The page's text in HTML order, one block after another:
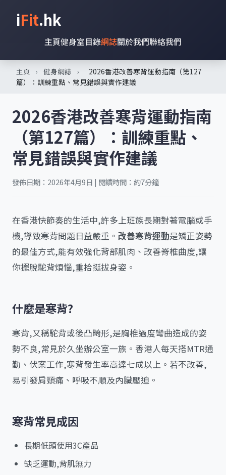
iFit.hk
主頁健身室目錄網誌關於我們聯絡我們
主頁 › 健身網誌 ›
2026香港改善寒背運動指南（第127
篇）：訓練重點、常見錯誤與實作建議
2026香港改善寒背運動指南
（第127篇）：訓練重點、
常見錯誤與實作建議
發佈日期：2026年4月9日 | 閱讀時間：約7分鐘
在香港快節奏的生活中,許多上班族長期對著電腦或手
機,導致寒背問題日益嚴重。 改善寒背運動是矯正姿勢
的最佳方式,能有效強化背部肌肉、改善脊椎曲度,讓
你擺脫駝背煩惱,重拾挺拔身姿。
什麼是寒背?
寒背,又稱駝背或後凸畸形,是胸椎過度彎曲造成的姿
勢不良,常見於久坐辦公室一族。香港人每天搭MTR通
勤、伏案工作,寒背發生率高達七成以上。若不改善,
易引發肩頸痛、呼吸不順及內臟壓迫。
寒背常見成因
長期低頭使用3C產品
缺乏運動,背肌無力